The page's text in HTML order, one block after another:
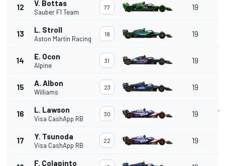
12 V. Bottas
Sauber F1 Team
77 19
13 L. Stroll
Aston Martin Racing
18 19
14 E. Ocon
Alpine
31 19
15 A. Albon
Williams
23 19
16 L. Lawson
Visa CashApp RB
30 19
17 Y. Tsunoda
Visa CashApp RB
22 19
F. Colapinto